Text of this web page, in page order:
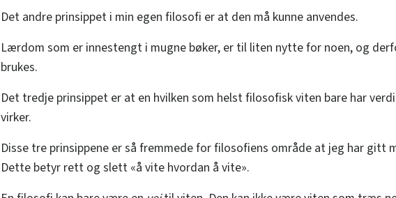
Det andre prinsippet i min egen filosofi er at den må kunne anvendes.
Lærdom som er innestengt i mugne bøker, er til liten nytte for noen, og
brukes.
Det tredje prinsippet er at en hvilken som helst filosofisk viten bare har
virker.
Disse tre prinsippene er så fremmede for filosofiens område at jeg har gitt
Dette betyr rett og slett «å vite hvordan å vite».